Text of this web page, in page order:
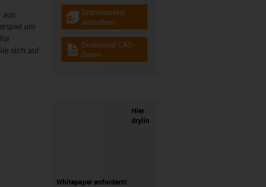
aus
um
sich auf
igus-icon-gratismuster
Gratismuster
anfordern
igus-icon-cad-dateien
Download CAD-
Daten
Hier
drylin
Whitepaper anfordern!